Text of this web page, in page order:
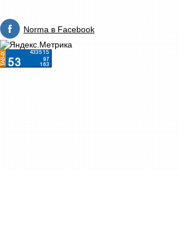
Norma в Facebook